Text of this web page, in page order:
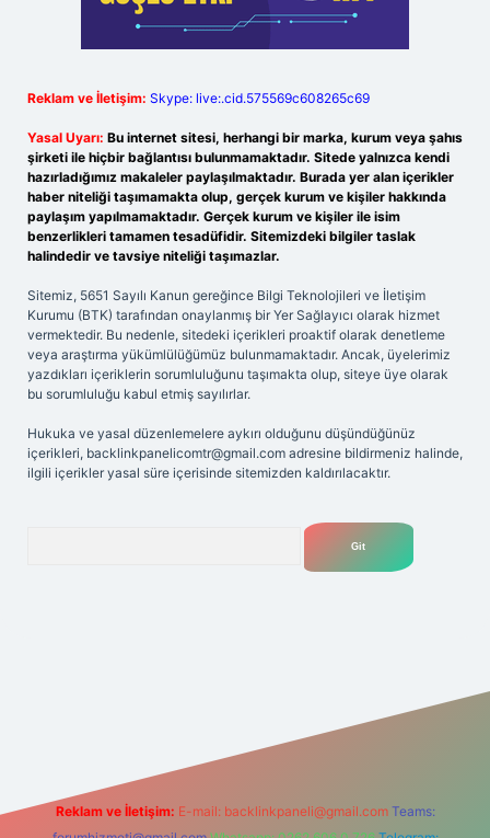
Reklam ve İletişim: Skype: live:.cid.575569c608265c69
Yasal Uyarı: Bu internet sitesi, herhangi bir marka, kurum veya şahıs
şirketi ile hiçbir bağlantısı bulunmamaktadır. Sitede yalnızca kendi
hazırladığımız makaleler paylaşılmaktadır. Burada yer alan içerikler
haber niteliği taşımamakta olup, gerçek kurum ve kişiler hakkında
paylaşım yapılmamaktadır. Gerçek kurum ve kişiler ile isim
benzerlikleri tamamen tesadüfidir. Sitemizdeki bilgiler taslak
halindedir ve tavsiye niteliği taşımazlar.
Sitemiz, 5651 Sayılı Kanun gereğince Bilgi Teknolojileri ve İletişim
Kurumu (BTK) tarafından onaylanmış bir Yer Sağlayıcı olarak hizmet
vermektedir. Bu nedenle, sitedeki içerikleri proaktif olarak denetleme
veya araştırma yükümlülüğümüz bulunmamaktadır. Ancak, üyelerimiz
yazdıkları içeriklerin sorumluluğunu taşımakta olup, siteye üye olarak
bu sorumluluğu kabul etmiş sayılırlar.
Hukuka ve yasal düzenlemelere aykırı olduğunu düşündüğünüz
içerikleri, backlinkpanelicomtr@gmail.com adresine bildirmeniz halinde,
ilgili içerikler yasal süre içerisinde sitemizden kaldırılacaktır.
Reklam ve İletişim: E-mail: backlinkpaneli@gmail.com Teams: